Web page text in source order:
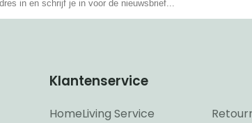
Klantenservice
HomeLiving Service